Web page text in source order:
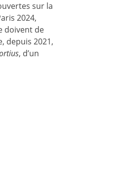
sur la
2024,
doivent de
depuis 2021,
, d’un